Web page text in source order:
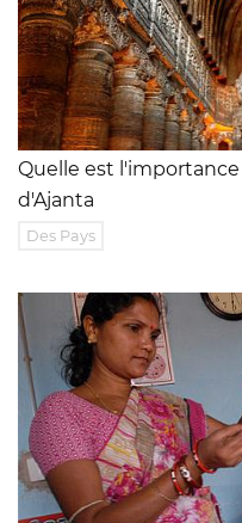
Quelle est
d'Ajanta
Des Pays